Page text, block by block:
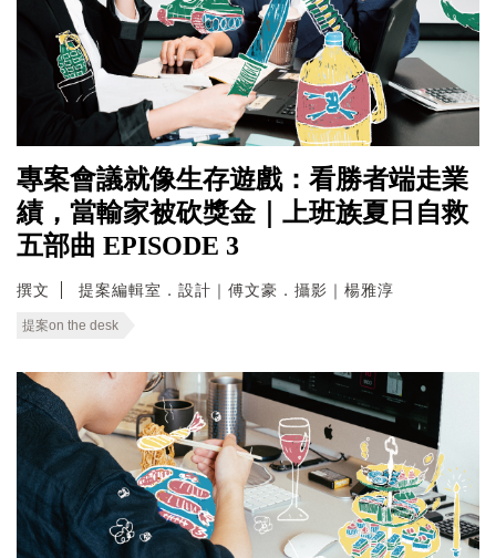
專案會議就像生存遊戲：看勝者端走業
績，當輸家被砍獎金｜上班族夏日自救
五部曲 EPISODE 3
撰文 提案編輯室．設計｜傅文豪．攝影｜楊雅淳
提案on the desk